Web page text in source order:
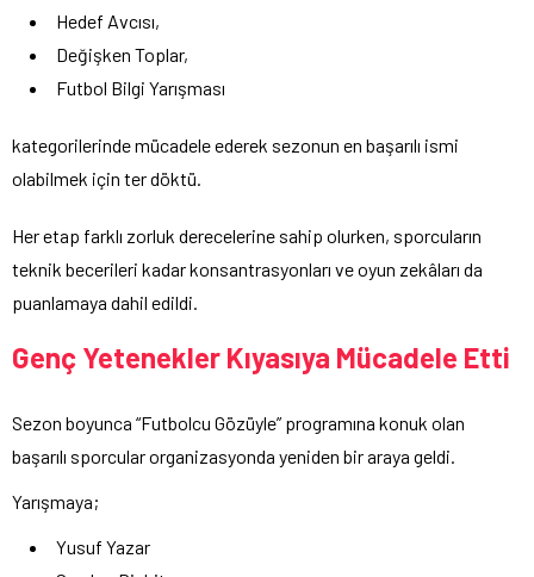
Hedef Avcısı,
Değişken Toplar,
Futbol Bilgi Yarışması
kategorilerinde mücadele ederek sezonun en başarılı ismi
olabilmek için ter döktü.
Her etap farklı zorluk derecelerine sahip olurken, sporcuların
teknik becerileri kadar konsantrasyonları ve oyun zekâları da
puanlamaya dahil edildi.
Genç Yetenekler Kıyasıya Mücadele Etti
Sezon boyunca “Futbolcu Gözüyle” programına konuk olan
başarılı sporcular organizasyonda yeniden bir araya geldi.
Yarışmaya;
Yusuf Yazar